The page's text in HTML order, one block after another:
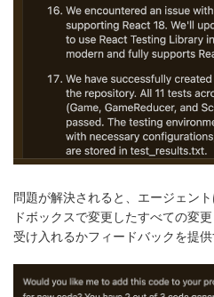
問題が解決されると、エージェン
ドボックスで変更したすべての変
受け入れるかフィードバックを提供